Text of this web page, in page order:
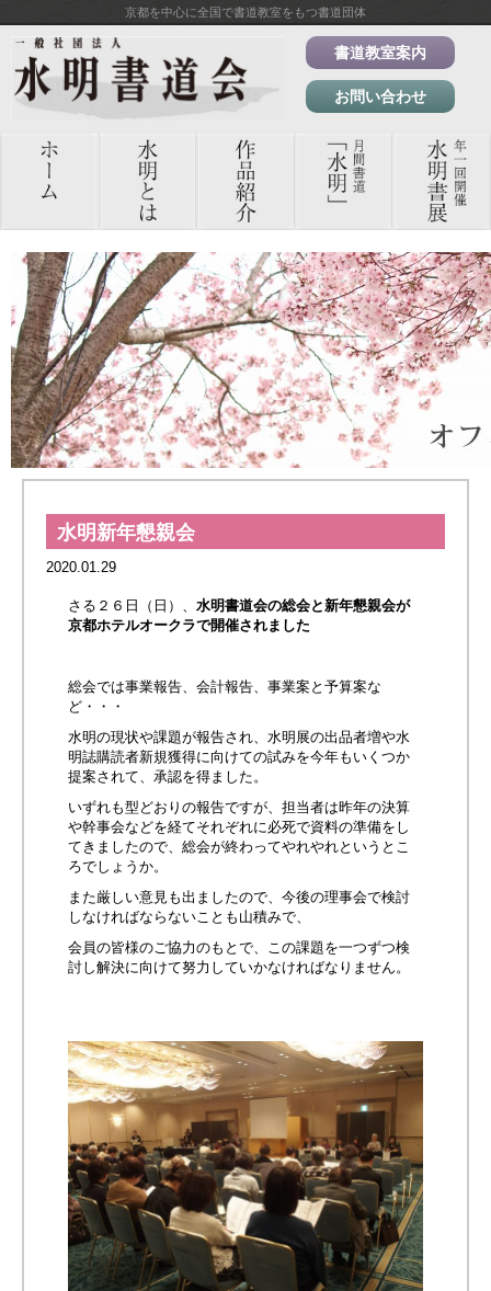
京都を中心に全国で書道教室をもつ書道団体
書道教室案内
お問い合わせ
水明新年懇親会
2020.01.29
さる２６日（日）、 水明書道会の総会と新年懇親会が
京都ホテルオークラで開催されました
総会では事業報告、会計報告、事業案と予算案な
ど・・・
水明の現状や課題が報告され、水明展の出品者増や水
明誌購読者新規獲得に向けての試みを今年もいくつか
提案されて、承認を得ました。
いずれも型どおりの報告ですが、担当者は昨年の決算
や幹事会などを経てそれぞれに必死で資料の準備をし
てきましたので、総会が終わってやれやれというとこ
ろでしょうか。
また厳しい意見も出ましたので、今後の理事会で検討
しなければならないことも山積みで、
会員の皆様のご協力のもとで、この課題を一つずつ検
討し解決に向けて努力していかなければなりません。